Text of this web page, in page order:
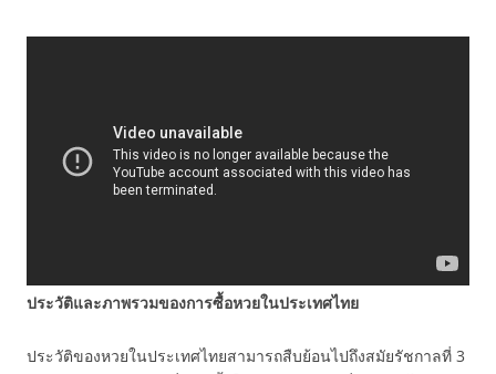
ประวัติและภาพรวมของการซื้อหวยในประเทศไทย
ประวัติของหวยในประเทศไทยสามารถสืบย้อนไปถึงสมัยรัชกาลที่ 3